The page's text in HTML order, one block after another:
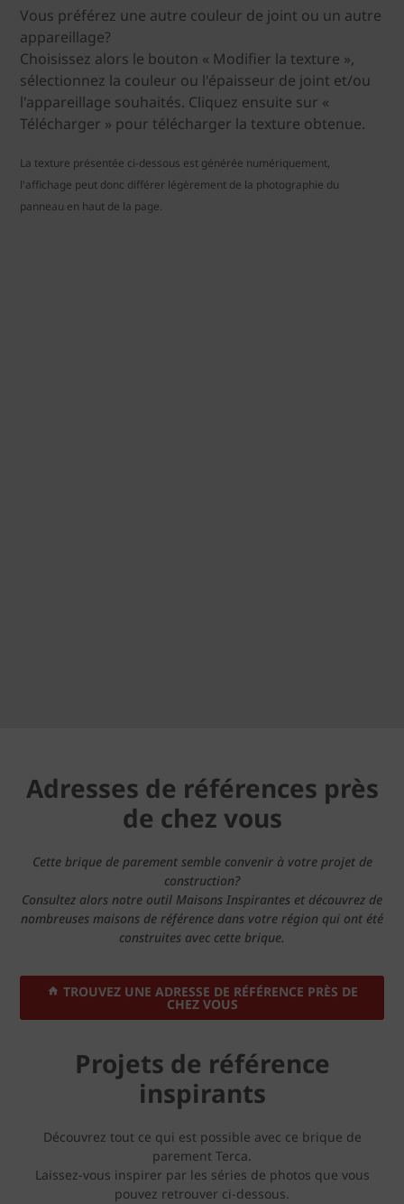
Vous préférez une autre couleur de joint ou un autre
appareillage?
Choisissez alors le bouton « Modifier la texture »,
sélectionnez la couleur ou l'épaisseur de joint et/ou
l'appareillage souhaités. Cliquez ensuite sur «
Télécharger » pour télécharger la texture obtenue.
La texture présentée ci-dessous est générée numériquement,
l'affichage peut donc différer légèrement de la photographie du
panneau en haut de la page.
Adresses de références près
de chez vous
Cette brique de parement semble convenir à votre projet de
construction?
Consultez alors notre outil Maisons Inspirantes et découvrez de
nombreuses maisons de référence dans votre région qui ont été
construites avec cette brique.
TROUVEZ UNE ADRESSE DE RÉFÉRENCE PRÈS DE
CHEZ VOUS
Projets de référence
inspirants
Découvrez tout ce qui est possible avec ce brique de
parement Terca.
Laissez-vous inspirer par les séries de photos que vous
pouvez retrouver ci-dessous.